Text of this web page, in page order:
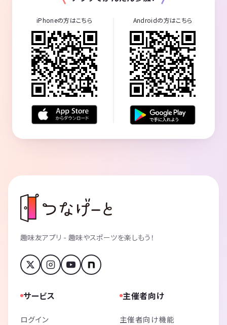
iPhoneの方はこちら Androidの方はこちら
趣味友アプリ - 趣味やスポーツを楽しもう！
サービス
ログイン
主催者向け
主催者向け機能